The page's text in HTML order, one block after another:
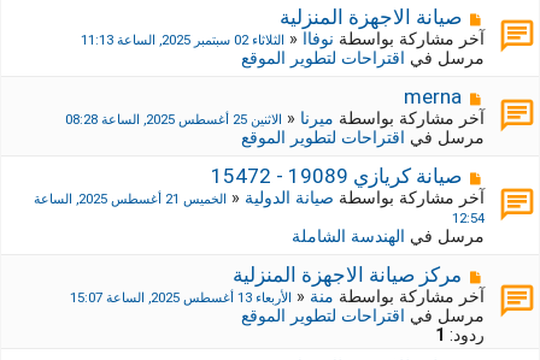
ةج
د
ي
ة
م
ش
ر
ك
ة
ج
د
ي
د
ة
صيانة الاجهزة المنزلية
آخر مشاركة بواسطة نوفاا« الثلاثاء 02 سبتمبر 2025, الساعة 11:13
مرسل في اقتراحات لتطوير الموقع
م
ش
ر
ك
ة
ج
د
ي
د
ة
merna
آخر مشاركة بواسطة ميرنا« الاثنين 25 أغسطس 2025, الساعة 08:28
مرسل في اقتراحات لتطوير الموقع
م
ش
ا
ك
ة
ج
د
ي
د
صيانة كريازي 19089 - 15472
آخر مشاركة بواسطة صيانة الدولية«
الخميس 21 أغسطس 2025, الساعة
12:54
مرسل في الهندسة الشاملة
م
ش
ر
ك
مركز صيانة الاجهزة المنزلية
آخر مشاركة بواسطة منة« الأربعاء 13 أغسطس 2025, الساعة 15:07
مرسل في اقتراحات لتطوير الموقع
ردود: 1